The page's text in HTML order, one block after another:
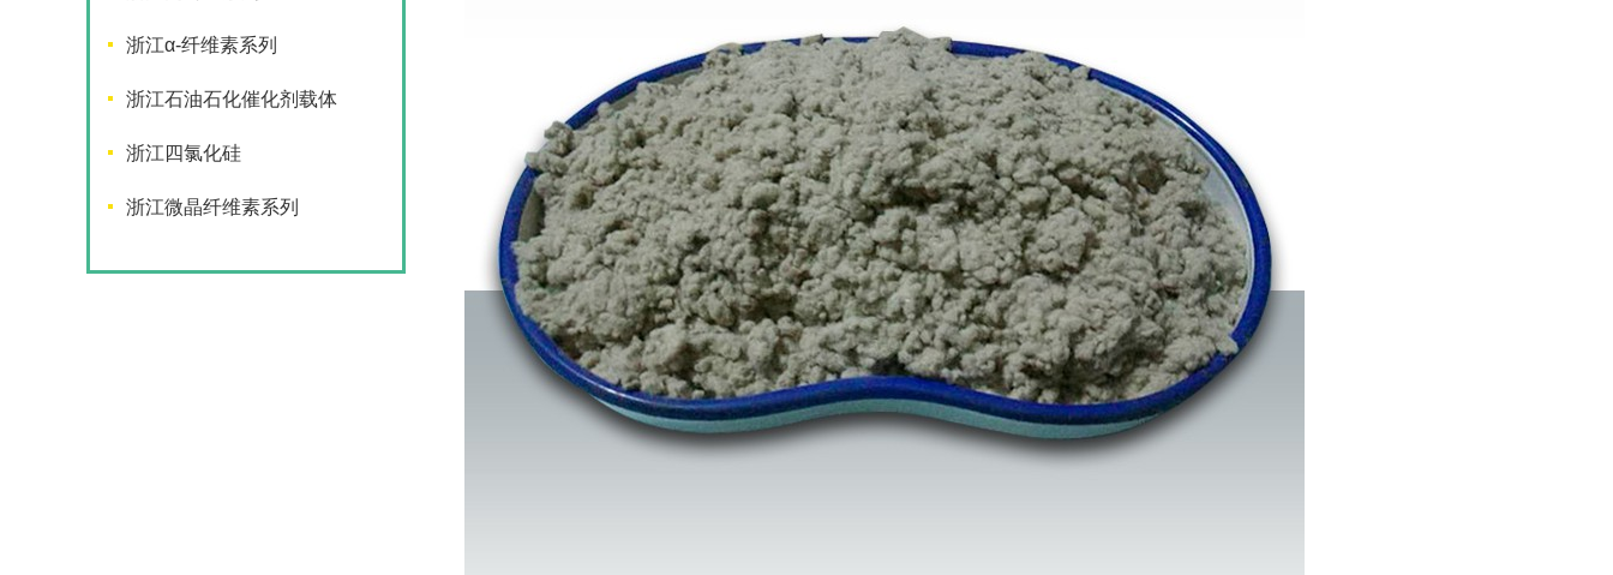
浙江α-纤维素系列
浙江石油石化催化剂载体
浙江四氯化硅
浙江微晶纤维素系列